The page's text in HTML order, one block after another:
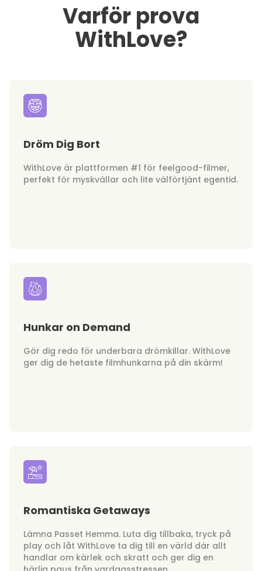
Varför prova
WithLove?
Dröm Dig Bort
WithLove är plattformen #1 för feelgood-filmer,
perfekt för myskvällar och lite välförtjänt egentid.
Hunkar on Demand
Gör dig redo för underbara drömkillar. WithLove
ger dig de hetaste filmhunkarna på din skärm!
Romantiska Getaways
Lämna Passet Hemma. Luta dig tillbaka, tryck på
play och låt WithLove ta dig till en värld där allt
handlar om kärlek och skratt och ger dig en